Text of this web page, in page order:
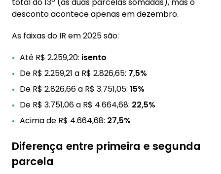
desconto acontece apenas em dezembro.
As faixas do IR em 2025 são:
Até R$ 2.259,20: isento
De R$ 2.259,21 a R$ 2.826,65: 7,5%
De R$ 2.826,66 a R$ 3.751,05: 15%
De R$ 3.751,06 a R$ 4.664,68: 22,5%
Acima de R$ 4.664,68: 27,5%
Diferença entre primeira e segunda
parcela